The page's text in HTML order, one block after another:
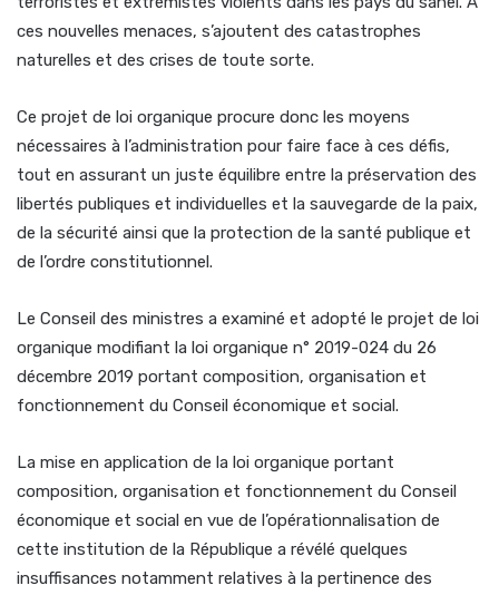
ces nouvelles menaces, s’ajoutent des catastrophes
naturelles et des crises de toute sorte.
Ce projet de loi organique procure donc les moyens
nécessaires à l’administration pour faire face à ces défis,
tout en assurant un juste équilibre entre la préservation des
libertés publiques et individuelles et la sauvegarde de la paix,
de la sécurité ainsi que la protection de la santé publique et
de l’ordre constitutionnel.
Le Conseil des ministres a examiné et adopté le projet de loi
organique modifiant la loi organique n° 2019-024 du 26
décembre 2019 portant composition, organisation et
fonctionnement du Conseil économique et social.
La mise en application de la loi organique portant
composition, organisation et fonctionnement du Conseil
économique et social en vue de l’opérationnalisation de
cette institution de la République a révélé quelques
insuffisances notamment relatives à la pertinence des